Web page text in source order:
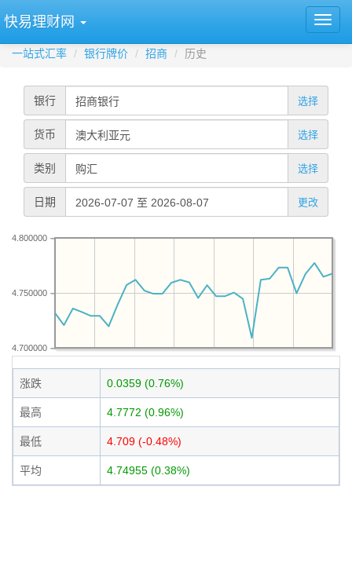
快易理财网
一站式汇率 银行牌价 招商 历史
银行 选择
货币 选择
类别 选择
日期 更改
4.700000
4.750000
4.800000
涨跌 0.0359 (0.76%)
最高 4.7772 (0.96%)
最低 4.709 (-0.48%)
平均 4.74955 (0.38%)